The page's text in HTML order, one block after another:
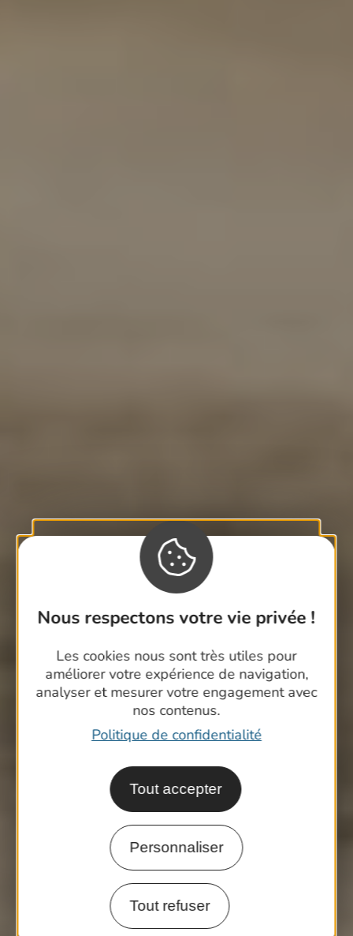
Nous respectons votre vie privée !
Les cookies nous sont très utiles pour
améliorer votre expérience de navigation,
analyser et mesurer votre engagement avec
nos contenus.
Politique de confidentialité
Tout accepter
Personnaliser
Tout refuser